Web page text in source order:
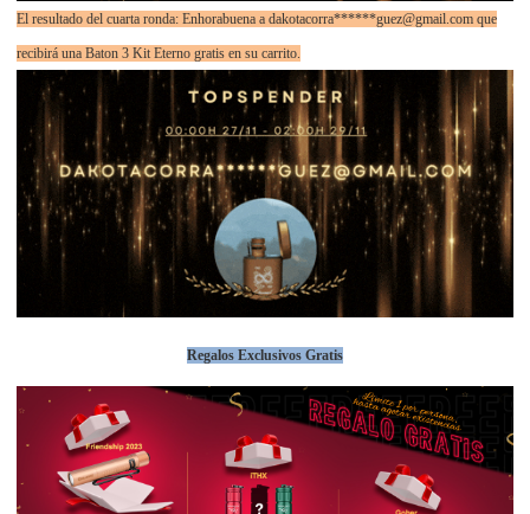
El resultado del cuarta ronda: Enhorabuena a dakotacorra******guez@gmail.com que
recibirá una Baton 3 Kit Eterno gratis en su carrito.
Regalos Exclusivos Gratis